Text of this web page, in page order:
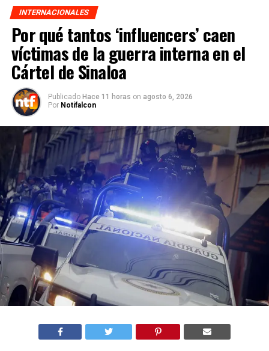
INTERNACIONALES
Por qué tantos ‘influencers’ caen
víctimas de la guerra interna en el
Cártel de Sinaloa
Publicado Hace 11 horas on agosto 6, 2026
Por Notifalcon